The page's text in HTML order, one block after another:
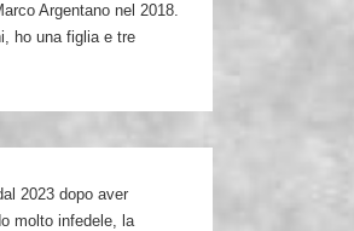
Argentano nel 2018.
ho una figlia e tre
2023 dopo aver
molto infedele, la